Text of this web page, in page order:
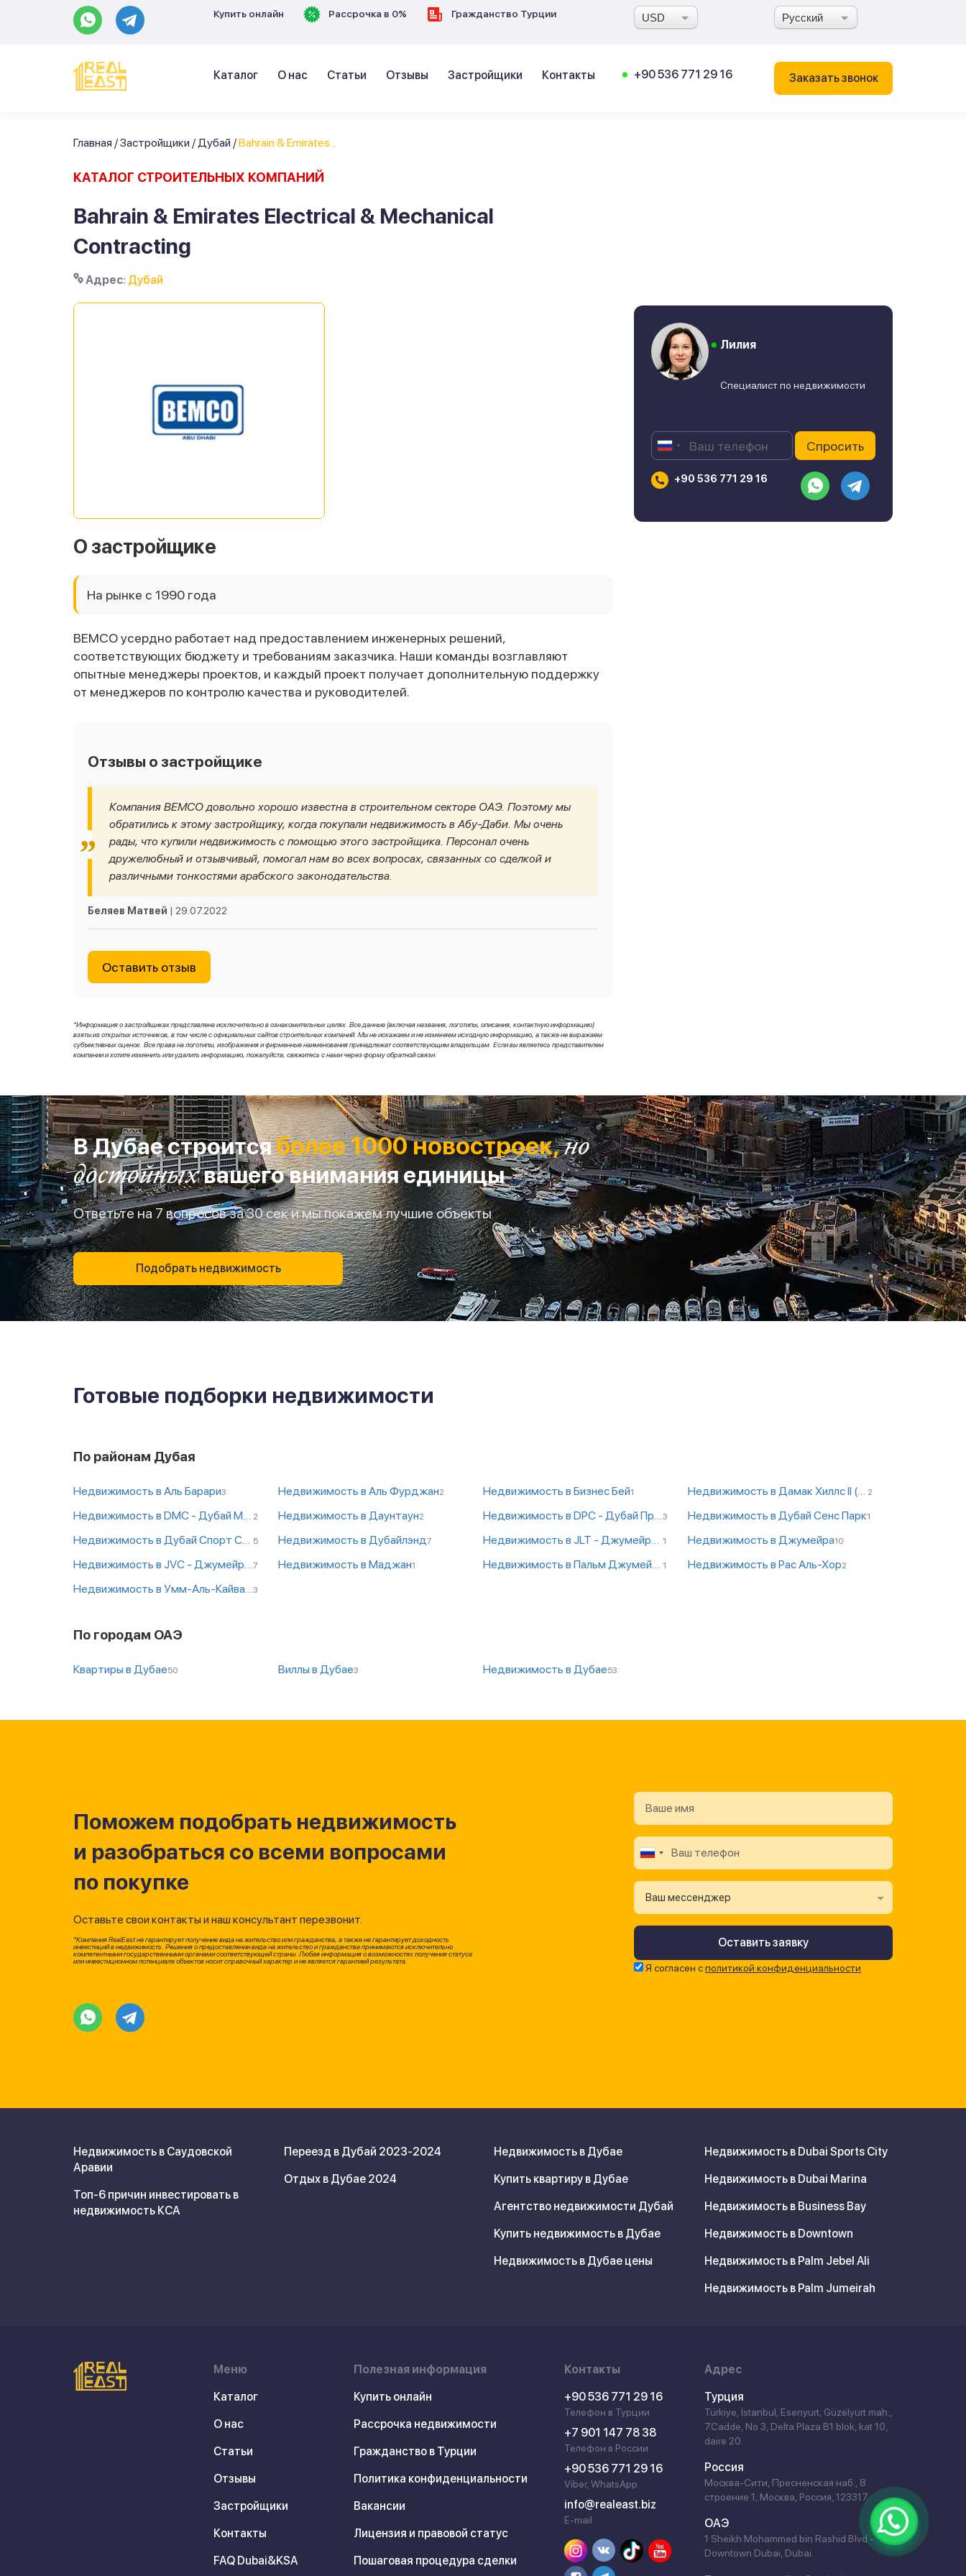
Купить онлайн Рассрочка в 0% Гражданство Турции USD Русский
Каталог О нас Статьи Отзывы Застройщики Контакты +90 536 771 29 16 Заказать звонок
Главная /Застройщики /Дубай /Bahrain & Emirates...
КАТАЛОГ СТРОИТЕЛЬНЫХ КОМПАНИЙ
Bahrain & Emirates Electrical & Mechanical
Contracting
Адрес: Дубай
О застройщике
На рынке с 1990 года
BEMCO усердно работает над предоставлением инженерных решений,
соответствующих бюджету и требованиям заказчика. Наши команды возглавляют
опытные менеджеры проектов, и каждый проект получает дополнительную поддержку
от менеджеров по контролю качества и руководителей.
Отзывы о застройщике
Компания BEMCO довольно хорошо известна в строительном секторе ОАЭ. Поэтому мы
обратились к этому застройщику, когда покупали недвижимость в Абу-Даби. Мы очень
рады, что купили недвижимость с помощью этого застройщика. Персонал очень
дружелюбный и отзывчивый, помогал нам во всех вопросах, связанных со сделкой и
различными тонкостями арабского законодательства.
Беляев Матвей | 29.07.2022
Оставить отзыв
*Информация о застройщиках представлена исключительно в ознакомительных целях. Все данные (включая названия, логотипы, описания, контактную информацию)
взяты из открытых источников, в том числе с официальных сайтов строительных компаний. Мы не искажаем и не изменяем исходную информацию, а также не выражаем
субъективных оценок. Все права на логотипы, изображения и фирменные наименования принадлежат соответствующим владельцам. Если вы являетесь представителем
компании и хотите изменить или удалить информацию, пожалуйста, свяжитесь с нами через форму обратной связи.
Лилия
Специалист по недвижимости
+90 536 771 29 16
В Дубае строитсяболее 1000 новостроек,но
достойныхвашего внимания единицы
Ответьте на 7 вопросов за 30 сек и мы покажем лучшие объекты
Подобрать недвижимость
Готовые подборки недвижимости
По районам Дубая
Недвижимость в Аль Барари3 Недвижимость в Аль Фурджан2 Недвижимость в Бизнес Бей1 Недвижимость в Дамак Хиллс II (Акоя) 2
Недвижимость в DMC - Дубай Маритайм Сити 2 Недвижимость в Даунтаун2 Недвижимость в DPC - Дубай Продакшн Сити3 Недвижимость в Дубай Сенс Парк1
Недвижимость в Дубай Спорт Сити 5 Недвижимость в Дубайлэнд7 Недвижимость в JLT - Джумейра Лейк Тауэрс 1 Недвижимость в Джумейра10
Недвижимость в JVC - Джумейра Вилладж Сиркл7 Недвижимость в Маджан1 Недвижимость в Пальм Джумейра 1 Недвижимость в Рас Аль-Хор2
Недвижимость в Умм-Аль-Кайвайн3
По городам ОАЭ
Квартиры в Дубае50 Виллы в Дубае3 Недвижимость в Дубае53
Поможем подобрать недвижимость
и разобраться со всеми вопросами
по покупке
Оставьте свои контакты и наш консультант перезвонит.
*Компания RealEast не гарантирует получение вида на жительство или гражданства, а также не гарантирует доходность
инвестиций в недвижимость. Решения о предоставлении вида на жительство и гражданства принимаются исключительно
компетентными государственными органами соответствующей страны. Любая информация о возможностях получения статуса
или инвестиционном потенциале объектов носит справочный характер и не является гарантией результата.
Ваш мессенджер
Я согласен сполитикой конфиденциальности
Недвижимость в Саудовской
Аравии
Топ-6 причин инвестировать в
недвижимость КСА
Переезд в Дубай 2023-2024
Отдых в Дубае 2024
Недвижимость в Дубае
Купить квартиру в Дубае
Агентство недвижимости Дубай
Купить недвижимость в Дубае
Недвижимость в Дубае цены
Недвижимость в Dubai Sports City
Недвижимость в Dubai Marina
Недвижимость в Business Bay
Недвижимость в Downtown
Недвижимость в Palm Jebel Ali
Недвижимость в Palm Jumeirah
Меню
Каталог
О нас
Статьи
Отзывы
Застройщики
Контакты
FAQ Dubai&KSA
Полезная информация
Купить онлайн
Рассрочка недвижимости
Гражданство в Турции
Политика конфиденциальности
Вакансии
Лицензия и правовой статус
Пошаговая процедура сделки
Контакты
+90 536 771 29 16
Телефон в Турции
+7 901 147 78 38
Телефон в России
+90 536 771 29 16
Viber, WhatsApp
info@realeast.biz
E-mail
Адрес
Турция
Türkiye, İstanbul, Esenyurt, Güzelyurt mah.,
7.Cadde, No 3, Delta Plaza B1 blok, kat 10,
daire 20.
Россия
Москва-Сити, Пресненская наб., 8
строение 1, Москва, Россия, 123317.
ОАЭ
1 Sheikh Mohammed bin Rashid Blvd -
Downtown Dubai, Dubai.